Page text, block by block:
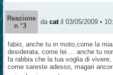
Reazione
n °3
da cat il 03/05/2009 •
fabio, anche tu in moto,come la
desiderata, come lei.... anche tu
fa rabbia che la tua voglia di
come sareste adesso, magari